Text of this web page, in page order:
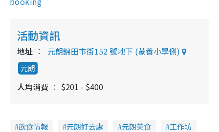
活動資訊
地址 元朗錦田市街152 號地下 (蒙養小學側)
元朗
人均消費 $201 - $400
飲食情報 元朗好去處 元朗美食 工作坊